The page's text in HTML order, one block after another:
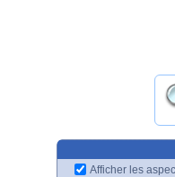
Afficher les